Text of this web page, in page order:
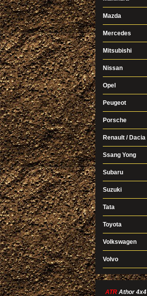
Mazda
Mercedes
Mitsubishi
Nissan
Opel
Peugeot
Porsche
Renault / Dacia
Ssang Yong
Subaru
Suzuki
Tata
Toyota
Volkswagen
Volvo
ATR Athor 4x4